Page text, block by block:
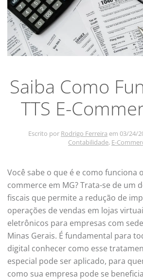
Saiba Como
TTS E-
Escrito por Rodrigo Ferreira em 03/24/
Contabilidade, E-
Você sabe o que é e como funciona
commerce em MG? Trata-se de um
fiscais que permite a redução de
operações de vendas em lojas
eletrônicos para empresas com
Minas Gerais. É fundamental para
digital conhecer como esse
especial pode ser aplicado, para
como sua empresa pode se